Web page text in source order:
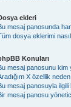
ekleri
mesaj panosunda
dosya eklerimi
Konuları
mesaj panosunu kim
X özellik
mesaj panosuyla
mesaj panosu